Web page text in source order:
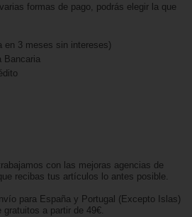
formas de pago, podrás elegir la que
en 3 meses sin intereses)
Bancaria
con las mejoras agencias de
recibas tus artículos lo antes posible.
para España y Portugal (Excepto Islas)
gratuitos a partir de 49€.